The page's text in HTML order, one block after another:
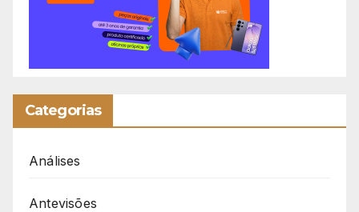
Categorias
Análises
Antevisões